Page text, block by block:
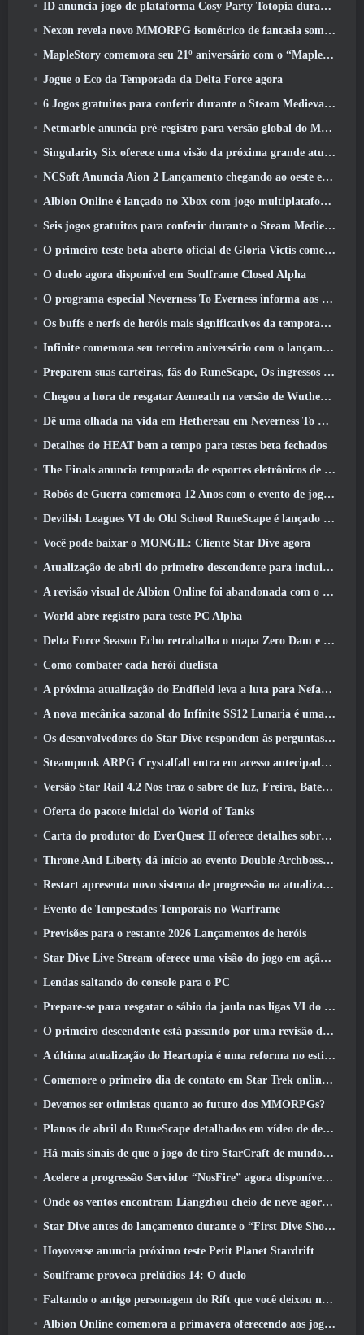
ID anuncia jogo de plataforma Cosy Party Totopia durante o Xbox Showcase, Começa o recrutamento beta
Nexon revela novo MMORPG isométrico de fantasia sombria, Brasas dos sem coroa
MapleStory comemora seu 21º aniversário com o “Maple University Event”
Jogue o Eco da Temporada da Delta Force agora
6 Jogos gratuitos para conferir durante o Steam Medieval Fest
Netmarble anuncia pré-registro para versão global do MMORPG de ficção científica RF Online Next
Singularity Six oferece uma visão da próxima grande atualização de Palia, The Royal Highlands
NCSoft Anuncia Aion 2 Lançamento chegando ao oeste este ano
Albion Online é lançado no Xbox com jogo multiplataforma completo
Seis jogos gratuitos para conferir durante o Steam Medieval Fest
O primeiro teste beta aberto oficial de Gloria Victis começa hoje
O duelo agora disponível em Soulframe Closed Alpha
O programa especial Neverness To Everness informa aos jogadores o que esperar dos lançamentos
Os buffs e nerfs de heróis mais significativos da temporada 7.5
Infinite comemora seu terceiro aniversário com o lançamento do SS12 Lunaria hoje
Preparem suas carteiras, fãs do RuneScape, Os ingressos para o RuneFest estão prestes a ser colocados à venda
Chegou a hora de resgatar Aemeath na versão de Wuthering Waves 3.3 Atualizar
Dê uma olhada na vida em Hethereau em Neverness To Everness, vídeo de pré-visualização do jogo de lançamento
Detalhes do HEAT bem a tempo para testes beta fechados
The Finals anuncia temporada de esportes eletrônicos de US$ 200 mil
Robôs de Guerra comemora 12 Anos com o evento de jogos robóticos marcianos
Devilish Leagues VI do Old School RuneScape é lançado hoje
Você pode baixar o MONGIL: Cliente Star Dive agora
Atualização de abril do primeiro descendente para incluir versão beta do novo conteúdo do Endgame
A revisão visual de Albion Online foi abandonada com o lançamento da atualização Radiant Wilds hoje
World abre registro para teste PC Alpha
Delta Force Season Echo retrabalha o mapa Zero Dam e expande a jogabilidade das operações
Como combater cada herói duelista
A próxima atualização do Endfield leva a luta para Nefarith
A nova mecânica sazonal do Infinite SS12 Lunaria é uma das “maiores adições” ao jogo
Os desenvolvedores do Star Dive respondem às perguntas dos jogadores em uma transmissão ao vivo surpresa
Steampunk ARPG Crystalfall entra em acesso antecipado, Mas não sem alguns problemas
Versão Star Rail 4.2 Nos traz o sabre de luz, Freira, Baterista Trailblazer e um emanador de euforia
Oferta do pacote inicial do World of Tanks
Carta do produtor do EverQuest II oferece detalhes sobre servidor de expansão bloqueado por tempo
Throne And Liberty dá início ao evento Double Archboss Spawn
Restart apresenta novo sistema de progressão na atualização da temporada SS4
Evento de Tempestades Temporais no Warframe
Previsões para o restante 2026 Lançamentos de heróis
Star Dive Live Stream oferece uma visão do jogo em ação antes do lançamento
Lendas saltando do console para o PC
Prepare-se para resgatar o sábio da jaula nas ligas VI do RuneScape da velha escola: Pactos Demoníacos
O primeiro descendente está passando por uma revisão de acordo com o Dev Stream
A última atualização do Heartopia é uma reforma no estilo Alice no país das maravilhas
Comemore o primeiro dia de contato em Star Trek online e ganhe uma nova versão do Nobel Intel Battlecruiser
Devemos ser otimistas quanto ao futuro dos MMORPGs?
Planos de abril do RuneScape detalhados em vídeo de desenvolvimento
Há mais sinais de que o jogo de tiro StarCraft de mundo aberto pode ser uma coisa real
Acelere a progressão Servidor “NosFire” agora disponível no NosTale
Onde os ventos encontram Liangzhou cheio de neve agora disponível com o lançamento da versão 1.5
Star Dive antes do lançamento durante o “First Dive Show”
Hoyoverse anuncia próximo teste Petit Planet Stardrift
Soulframe provoca prelúdios 14: O duelo
Faltando o antigo personagem do Rift que você deixou no servidor morto? Gamigo tem uma solução para isso
Albion Online comemora a primavera oferecendo aos jogadores uma linda montaria de coelhinho